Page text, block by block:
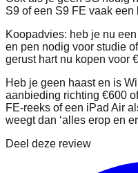
S9 of een S9 FE vaak een
Koopadvies: heb je nu
en pen nodig voor studie
gerust hart nu kopen voor
Heb je geen haast en is
aanbieding richting €600
FE‑reeks of een iPad Air
weegt dan ‘alles erop en
Deel deze review